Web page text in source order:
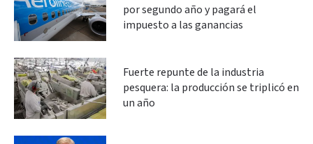
por segundo año y pagará el
impuesto a las ganancias
Fuerte repunte de la industria
pesquera: la producción se triplicó en
un año